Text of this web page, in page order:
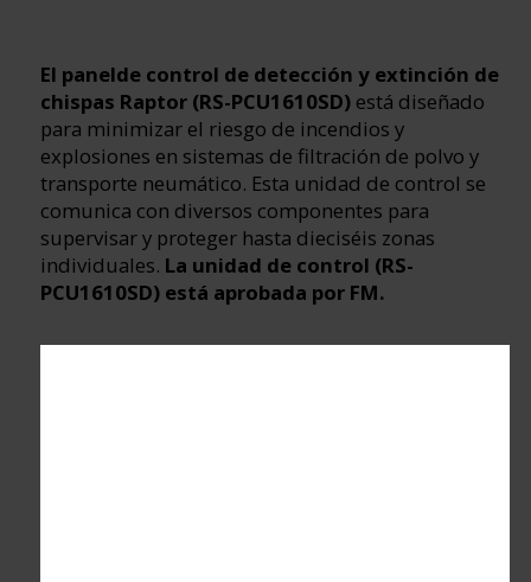
El panelde control de detección y extinción de
chispas Raptor (RS-PCU1610SD)está diseñado
para minimizar el riesgo de incendios y
explosiones en sistemas de filtración de polvo y
transporte neumático. Esta unidad de control se
comunica con diversos componentes para
supervisar y proteger hasta dieciséis zonas
individuales. La unidad de control (RS-
PCU1610SD) está aprobada por FM.